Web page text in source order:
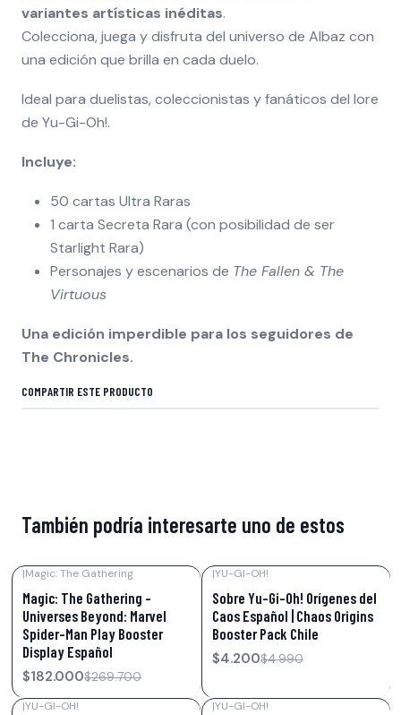
variantes artísticas inéditas.
Colecciona, juega y disfruta del universo de Albaz con
una edición que brilla en cada duelo.
Ideal para duelistas, coleccionistas y fanáticos del lore
de Yu-Gi-Oh!.
Incluye:
50 cartas Ultra Raras
1 carta Secreta Rara (con posibilidad de ser
Starlight Rara)
Personajes y escenarios de The Fallen & The
Virtuous
Una edición imperdible para los seguidores de
The Chronicles.
COMPARTIR ESTE PRODUCTO
También podría interesarte uno de estos
|Magic: The Gathering
Magic: The Gathering –
Universes Beyond: Marvel
Spider-Man Play Booster
Display Español
$182.000$269.700
|YU-GI-OH!
Sobre Yu-Gi-Oh! Orígenes del
Caos Español | Chaos Origins
Booster Pack Chile
$4.200$4.990
|YU-GI-OH! |YU-GI-OH!